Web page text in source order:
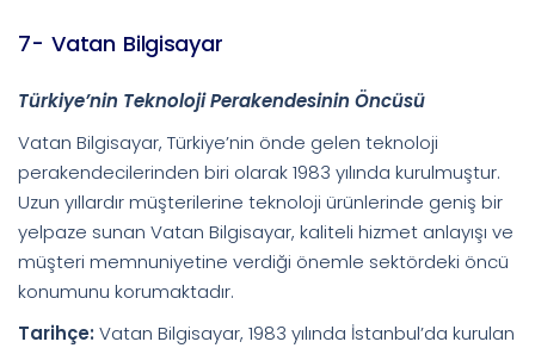
7- Vatan Bilgisayar
Türkiye’nin Teknoloji Perakendesinin Öncüsü
Vatan Bilgisayar, Türkiye’nin önde gelen teknoloji
perakendecilerinden biri olarak 1983 yılında kurulmuştur.
Uzun yıllardır müşterilerine teknoloji ürünlerinde geniş bir
yelpaze sunan Vatan Bilgisayar, kaliteli hizmet anlayışı ve
müşteri memnuniyetine verdiği önemle sektördeki öncü
konumunu korumaktadır.
Tarihçe: Vatan Bilgisayar, 1983 yılında İstanbul’da kurulan